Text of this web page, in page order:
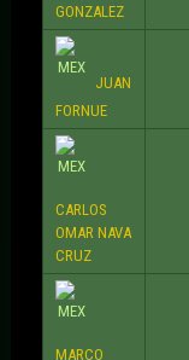
GONZALEZ
JUAN
FORNUE
CARLOS
OMAR NAVA
CRUZ
MARCO